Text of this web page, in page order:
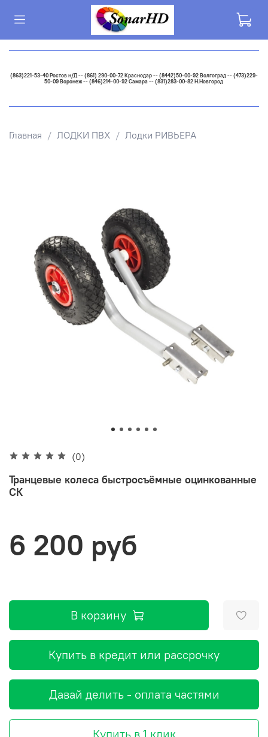
(863)221-53-40 Ростов н/Д -- (861) 290-00-72 Краснодар -- (8442)50-00-92 Волгоград -- (473)229-
50-09 Воронеж -- (846)214-00-92 Самара -- (831)283-00-82 Н.Новгород
Главная ЛОДКИ ПВХ Лодки РИВЬЕРА
(0)
Транцевые колеса быстросъёмные оцинкованные
СК
6 200 руб
В корзину
Купить в кредит или рассрочку
Давай делить - оплата частями
Купить в 1 клик